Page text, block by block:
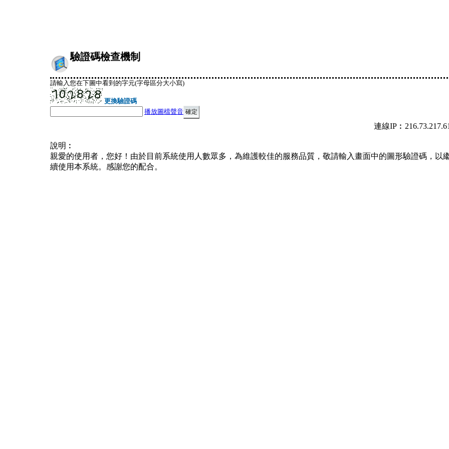
驗證碼檢查機制
請輸入您在下圖中看到的字元(字母區分大小寫)
更換驗證碼
播放圖檔聲音
連線
說明︰
親愛的使用者，您好！由於目前系統使用人數眾多，為維護較佳的服務品質，敬請輸入畫面中的圖形驗證碼，以
續使用本系統。感謝您的配合。